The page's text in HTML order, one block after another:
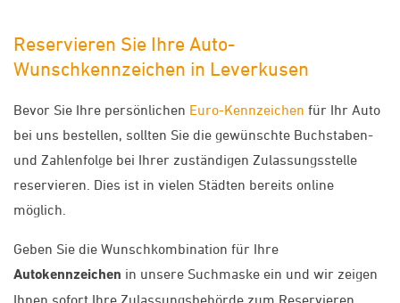
Reservieren Sie Ihre Auto-
Wunschkennzeichen in Leverkusen
Bevor Sie Ihre persönlichen Euro-Kennzeichen für Ihr Auto
bei uns bestellen, sollten Sie die gewünschte Buchstaben-
und Zahlenfolge bei Ihrer zuständigen Zulassungsstelle
reservieren. Dies ist in vielen Städten bereits online
möglich.
Geben Sie die Wunschkombination für Ihre
Autokennzeichen in unsere Suchmaske ein und wir zeigen
Ihnen sofort Ihre Zulassungsbehörde zum Reservieren